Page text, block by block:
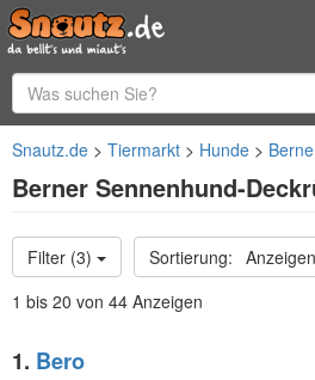
Snautz.de Tiermarkt Hunde
Berner Sennenhund-
Filter (3)
1 bis 20 von 44 Anzeigen
1. Bero